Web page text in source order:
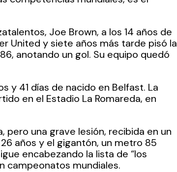
Joe Brown, a los 14 años de
United y siete años más tarde pisó la
anotando un gol. Su equipo quedó
y 41 días de nacido en Belfast. La
en el Estadio La Romareda, en
una grave lesión, recibida en un
años y el gigantón, un metro 85
encabezando la lista de “los
campeonatos mundiales.